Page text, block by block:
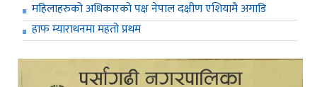
महिलाहरुको अधिकारको पक्ष नेपाल दक्षीण एशियामै अगाडि
हाफ म्याराथनमा महतो प्रथम